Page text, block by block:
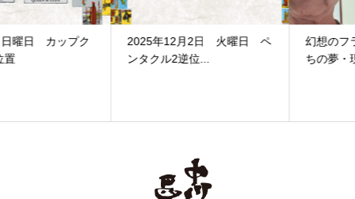
2025年12月2日 火曜日 ペ
幻想のフラヌール－版画家た
ちの夢・現・幻＠町田...